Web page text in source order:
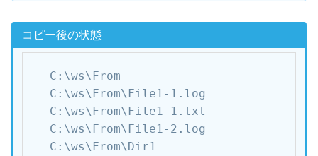
コピー後の状態
C:\ws\From
C:\ws\From\File1-1.log
C:\ws\From\File1-1.txt
C:\ws\From\File1-2.log
C:\ws\From\Dir1